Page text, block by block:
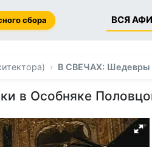
сбора ВСЯ
В СВЕЧАХ: Шедевры
в Особняке